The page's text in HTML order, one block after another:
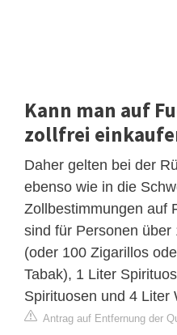
Kann man auf
zollfrei
Daher gelten bei der
ebenso wie in die
Zollbestimmungen auf
sind für Personen
(oder 100 Zigarillos
Tabak), 1 Liter
Spirituosen und 4 Liter
Antrag auf Entfernung der